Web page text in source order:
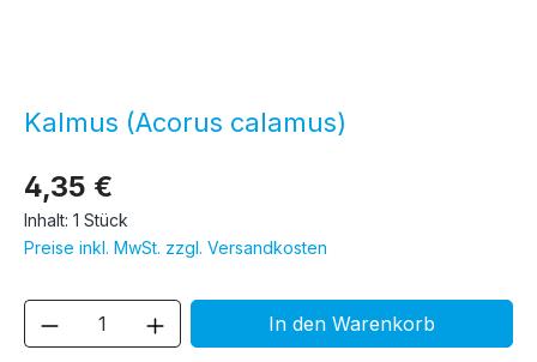
Kalmus (Acorus calamus)
4,35 €
Inhalt: 1 Stück
Preise inkl. MwSt. zzgl. Versandkosten
Produkt Anzahl: Gib denIn den Warenkorb